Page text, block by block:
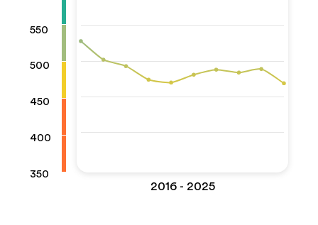
550
500
450
400
350
2016 - 2025